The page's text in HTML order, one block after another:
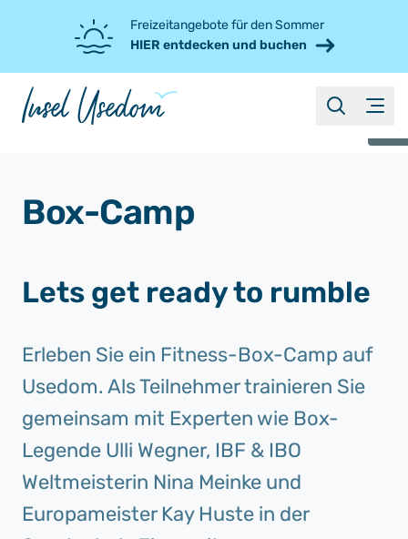
Freizeitangebote für den Sommer
HIER entdecken und buchen
Menü
suchen
Box-Camp
Lets get ready to rumble
Erleben Sie ein Fitness-Box-Camp auf
Usedom. Als Teilnehmer trainieren Sie
gemeinsam mit Experten wie Box-
Legende Ulli Wegner, IBF & IBO
Weltmeisterin Nina Meinke und
Europameister Kay Huste in der